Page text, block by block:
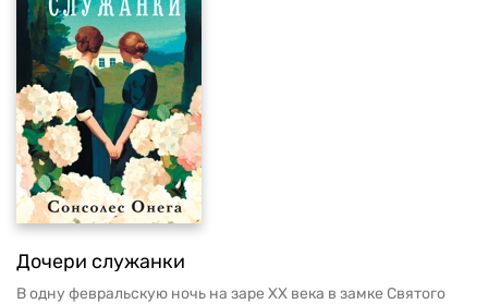
Дочери служанки
В одну февральскую ночь на заре XX века в замке Святого